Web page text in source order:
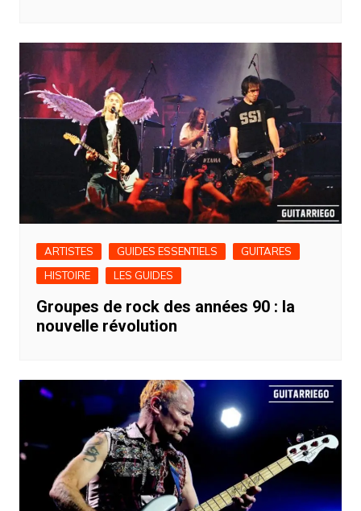
ARTISTES GUIDES ESSENTIELS
GUITARES
HISTOIRE
LES GUIDES
Groupes de rock des années 90 : la
nouvelle révolution